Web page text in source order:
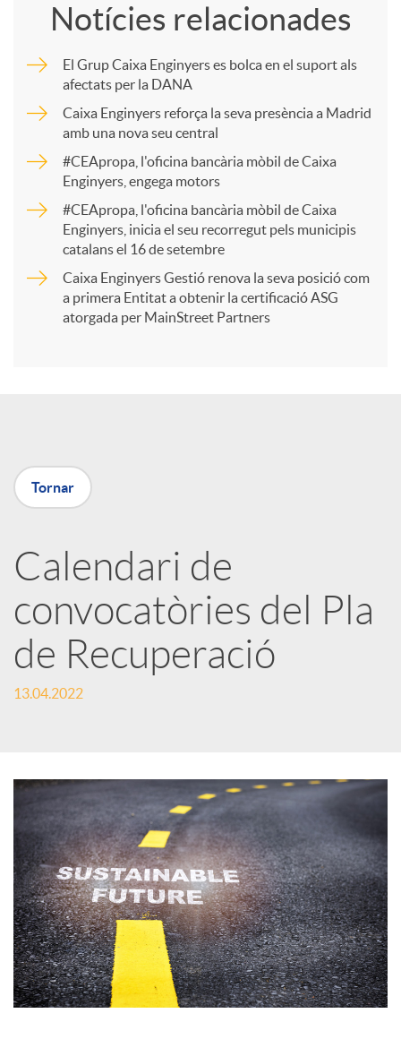
m
p
a
r
t
X
a
r
x
s
S
o
c
i
Notícies relacionades
El Grup Caixa Enginyers es bolca en el suport als
afectats per la DANA
Caixa Enginyers reforça la seva presència a Madrid
amb una nova seu central
#CEApropa, l'oficina bancària mòbil de Caixa
Enginyers, engega motors
#CEApropa, l'oficina bancària mòbil de Caixa
Enginyers, inicia el seu recorregut pels municipis
catalans el 16 de setembre
Caixa Enginyers Gestió renova la seva posició com
a primera Entitat a obtenir la certificació ASG
atorgada per MainStreet Partners
Tornar
Calendari de
convocatòries del Pla
de Recuperació
13.04.2022